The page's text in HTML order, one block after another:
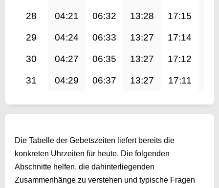
28 04:21 06:32 13:28 17:15
29 04:24 06:33 13:27 17:14
30 04:27 06:35 13:27 17:12
31 04:29 06:37 13:27 17:11
Die Tabelle der Gebetszeiten liefert bereits die
konkreten Uhrzeiten für heute. Die folgenden
Abschnitte helfen, die dahinterliegenden
Zusammenhänge zu verstehen und typische Fragen